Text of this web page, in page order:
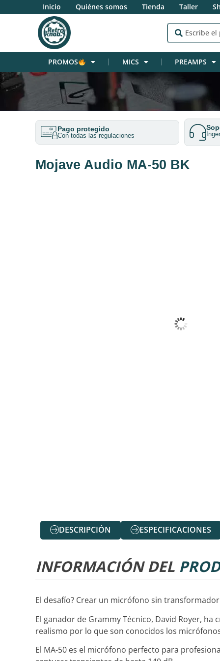
Inicio Quiénes somos Tienda Taller
PROMOS MICS PREAMPS
Pago protegido
Con todas las regulaciones
Mojave Audio MA-50 BK
DESCRIPCIÓN ESPECIFICACIONES
INFORMACIÓN DEL
El desafío? Crear un micrófono sin
El ganador de Grammy Técnico, David Royer,
realismo por lo que son conocidos los
El MA-50 es el micrófono perfecto para